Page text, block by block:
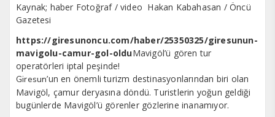
Kaynak; haber Fotoğraf / video Hakan Kabahasan / Öncü
Gazetesi
https://giresunoncu.com/haber/25350325/giresunun-
mavigolu-camur-gol-olduMavigöl’ü gören tur
operatörleri iptal peşinde!
Giresun’un en önemli turizm destinasyonlarından biri olan
Mavigöl, çamur deryasına döndü. Turistlerin yoğun geldiği
bugünlerde Mavigöl’ü görenler gözlerine inanamıyor.